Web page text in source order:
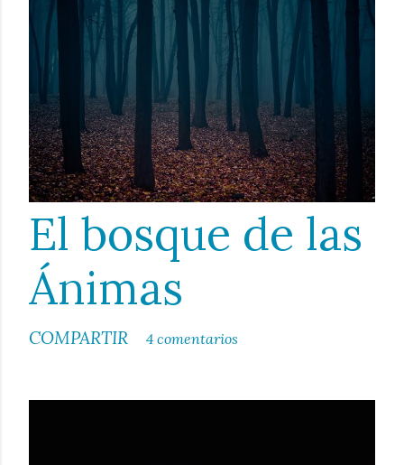
El bosque de las
Ánimas
COMPARTIR 4 comentarios